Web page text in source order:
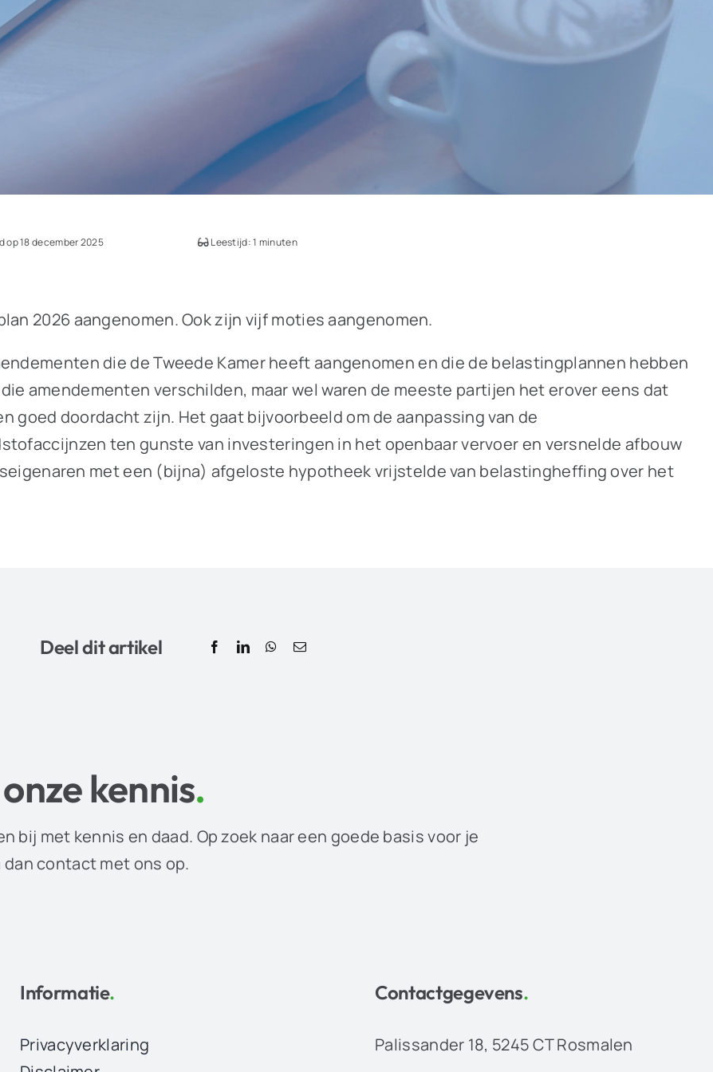
op 18 december 2025 Leestijd: 1 minuten
2026 aangenomen. Ook zijn vijf moties aangenomen.
die de Tweede Kamer heeft aangenomen en die de belastingplannen hebben
amendementen verschilden, maar wel waren de meeste partijen het erover eens dat
goed doordacht zijn. Het gaat bijvoorbeeld om de aanpassing van de
ten gunste van investeringen in het openbaar vervoer en versnelde afbouw
met een (bijna) afgeloste hypotheek vrijstelde van belastingheffing over het
Deel dit artikel
kennis.
bij met kennis en daad. Op zoek naar een goede basis voor je
contact met ons op.
Informatie.
Privacyverklaring
Contactgegevens.
Palissander 18, 5245 CT Rosmalen